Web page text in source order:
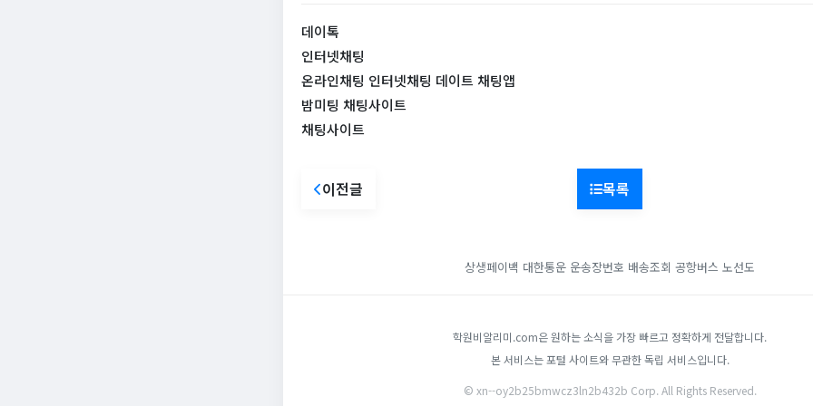
데이톡
인터넷채팅
온라인채팅 인터넷채팅 데이트 채팅앱
밤미팅 채팅사이트
​채팅사이트
이전글 목록
상생페이백 대한통운 운송장번호 배송조회 공항버스 노선도
학원비알리미.com은 원하는 소식을 가장 빠르고 정확하게 전달합니다.
본 서비스는 포털 사이트와 무관한 독립 서비스입니다.
© xn--oy2b25bmwcz3ln2b432b Corp. All Rights Reserved.